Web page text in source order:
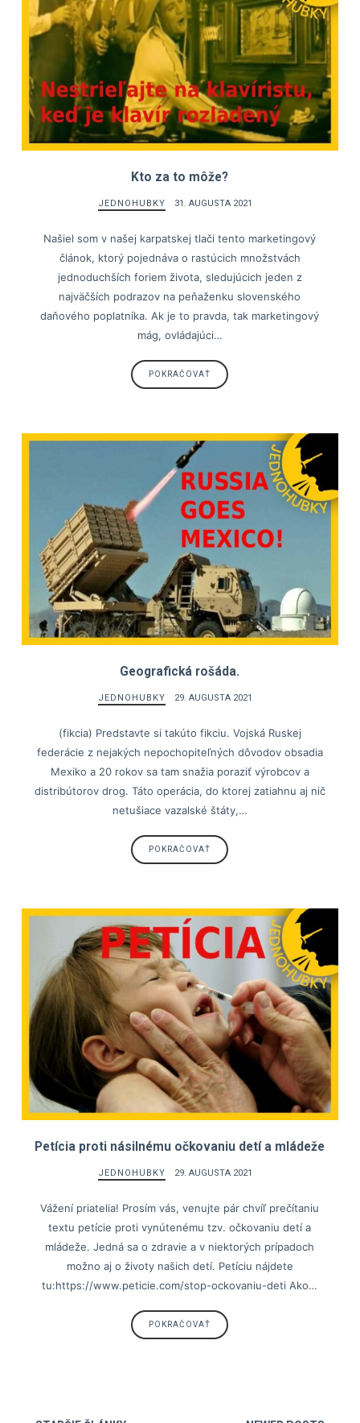
Kto za to môže?
JEDNOHUBKY 31. AUGUSTA 2021
Našiel som v našej karpatskej tlači tento marketingový
článok, ktorý pojednáva o rastúcich množstvách
jednoduchších foriem života, sledujúcich jeden z
najväčších podrazov na peňaženku slovenského
daňového poplatníka. Ak je to pravda, tak marketingový
mág, ovládajúci…
POKRAČOVAŤ
Geografická rošáda.
JEDNOHUBKY 29. AUGUSTA 2021
(fikcia) Predstavte si takúto fikciu. Vojská Ruskej
federácie z nejakých nepochopiteľných dôvodov obsadia
Mexiko a 20 rokov sa tam snažia poraziť výrobcov a
distribútorov drog. Táto operácia, do ktorej zatiahnu aj nič
netušiace vazalské štáty,…
POKRAČOVAŤ
Petícia proti násilnému očkovaniu detí a mládeže
JEDNOHUBKY 29. AUGUSTA 2021
Vážení priatelia! Prosím vás, venujte pár chvíľ prečítaniu
textu petície proti vynútenému tzv. očkovaniu detí a
mládeže. Jedná sa o zdravie a v niektorých prípadoch
možno aj o životy našich detí. Petíciu nájdete
tu:https://www.peticie.com/stop-ockovaniu-deti Ako…
POKRAČOVAŤ